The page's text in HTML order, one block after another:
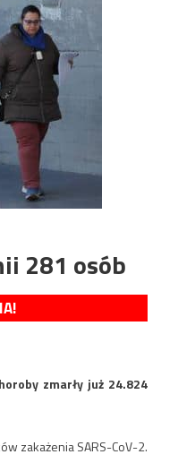
281 osób
zmarły już 24.824
zakażenia SARS-CoV-2.